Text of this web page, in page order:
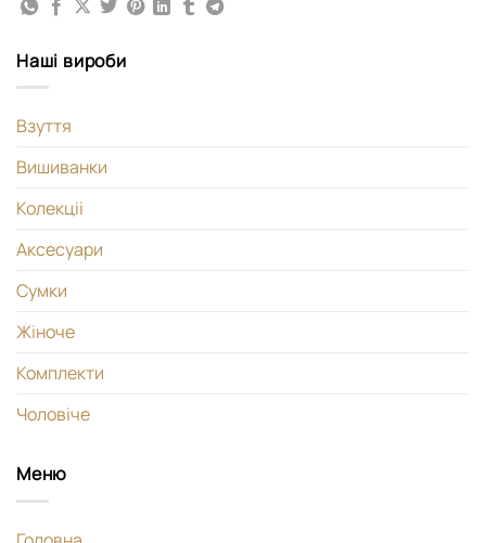
Наші вироби
Взуття
Вишиванки
Колекціі
Аксесуари
Сумки
Жіноче
Комплекти
Чоловіче
Меню